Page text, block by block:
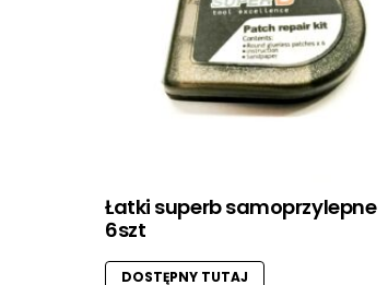
Łatki superb samoprzylepne
6szt
DOSTĘPNY TUTAJ